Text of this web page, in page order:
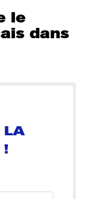
le
dans